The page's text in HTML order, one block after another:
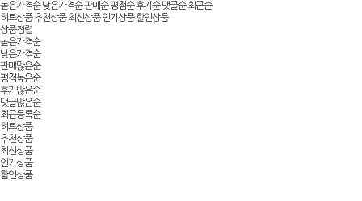
높은가격순 낮은가격순판매순평점순후기순 댓글순 최근순
히트상품추천상품 최신상품 인기상품 할인상품
상품정렬
높은가격순
낮은가격순
판매많은순
평점높은순
후기많은순
댓글많은순
최근등록순
히트상품
추천상품
최신상품
인기상품
할인상품